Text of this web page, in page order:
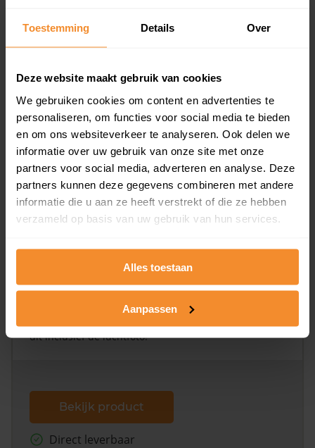
Toestemming Details Over
Deze website maakt gebruik van cookies
We gebruiken cookies om content en advertenties te
personaliseren, om functies voor social media te bieden
en om ons websiteverkeer te analyseren. Ook delen we
informatie over uw gebruik van onze site met onze
partners voor social media, adverteren en analyse. Deze
partners kunnen deze gegevens combineren met andere
informatie die u aan ze heeft verstrekt of die ze hebben
verzameld op basis van uw gebruik van hun services.
Alles toestaan
Aanpassen
Inclusief 1 jaar gratis updates
inclusief een jaar lang gratis updates van nieuwe
koopsommen.
Bekijk product
Direct leverbaar
Kadastrale kaart pakket
Alleen globale ligging perceel
Een uitgebreid overzicht van het perceel en
omliggende percelen met de kadastrale erfgrenzen,
dit inclusief de luchtfoto!
Bekijk product
Direct leverbaar